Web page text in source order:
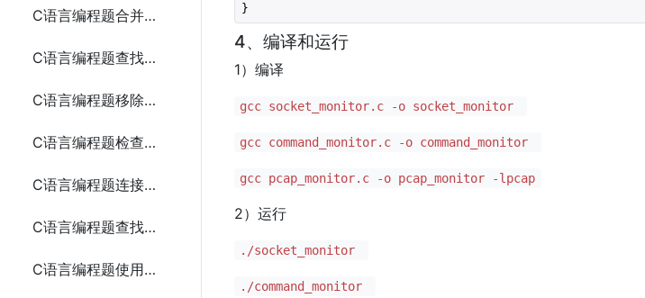
C语言编程题合并两个数组
C语言编程题查找数组中的重复元素
C语言编程题移除数组中的重复元素
C语言编程题检查两个数组是否相等
C语言编程题连接两个字符串
C语言编程题查找一个字符串中的所有元音字母
C语言编程题使用指针交换两个变量的值
}
4、编译和运行
1）编译
gcc socket_monitor.c -o socket_monitor
gcc command_monitor.c -o command_monitor
gcc pcap_monitor.c -o pcap_monitor -lpcap
2）运行
./socket_monitor
./command_monitor